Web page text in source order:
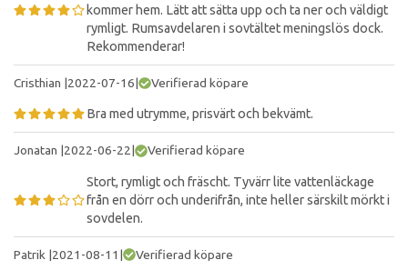
kommer hem. Lätt att sätta upp och ta ner och väldigt
rymligt. Rumsavdelaren i sovtältet meningslös dock.
Rekommenderar!
Cristhian |2022-07-16| Verifierad köpare
Bra med utrymme, prisvärt och bekvämt.
Jonatan |2022-06-22| Verifierad köpare
Stort, rymligt och fräscht. Tyvärr lite vattenläckage
från en dörr och underifrån, inte heller särskilt mörkt i
sovdelen.
Patrik |2021-08-11 | Verifierad köpare